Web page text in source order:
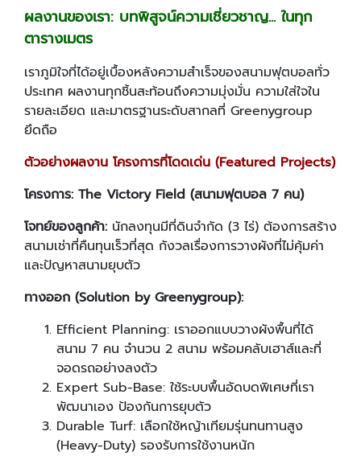
ผลงานของเรา: บทพิสูจน์ความเชี่ยวชาญ... ในทุก
ตารางเมตร
เราภูมิใจที่ได้อยู่เบื้องหลังความสำเร็จของสนามฟุตบอลทั่ว
ประเทศ ผลงานทุกชิ้นสะท้อนถึงความมุ่งมั่น ความใส่ใจใน
รายละเอียด และมาตรฐานระดับสากลที่ Greenygroup
ยึดถือ
ตัวอย่างผลงาน โครงการที่โดดเด่น (Featured Projects)
โครงการ: The Victory Field (สนามฟุตบอล 7 คน)
โจทย์ของลูกค้า: นักลงทุนมีที่ดินจำกัด (3 ไร่) ต้องการสร้าง
สนามเช่าที่คืนทุนเร็วที่สุด กังวลเรื่องการวางผังที่ไม่คุ้มค่า
และปัญหาสนามยุบตัว
ทางออก (Solution by Greenygroup):
Efficient Planning: เราออกแบบวางผังพื้นที่ได้
สนาม 7 คน จำนวน 2 สนาม พร้อมคลับเฮาส์และที่
จอดรถอย่างลงตัว
Expert Sub-Base: ใช้ระบบพื้นอัดบดพิเศษที่เรา
พัฒนาเอง ป้องกันการยุบตัว
Durable Turf: เลือกใช้หญ้าเทียมรุ่นทนทานสูง
(Heavy-Duty) รองรับการใช้งานหนัก